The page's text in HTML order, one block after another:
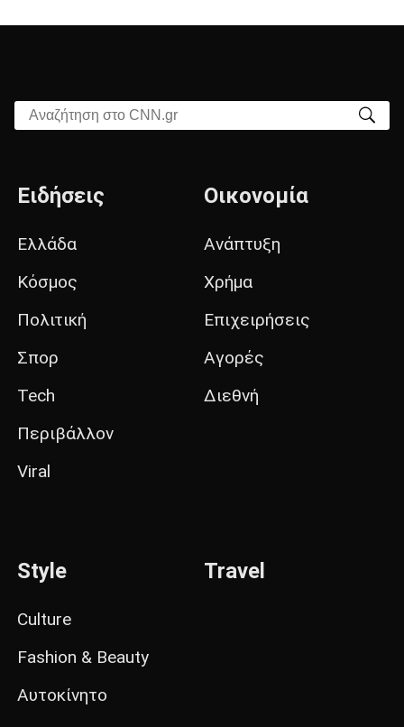
Αναζήτηση στο CNN.gr
Ειδήσεις
Ελλάδα
Κόσμος
Πολιτική
Σπορ
Tech
Περιβάλλον
Viral
Οικονομία
Ανάπτυξη
Χρήμα
Επιχειρήσεις
Αγορές
Διεθνή
Style
Culture
Fashion & Beauty
Αυτοκίνητο
Travel